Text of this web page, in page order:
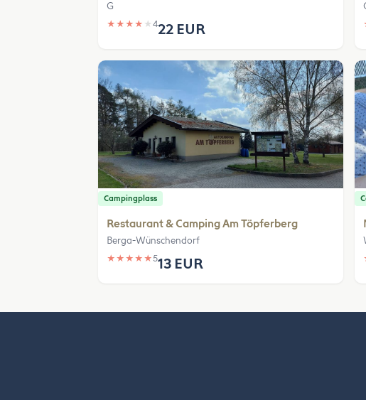
G
★ ★ ★ ★ ★ 422 EUR
Campingplass
Restaurant & Camping Am Töpferberg
Berga-Wünschendorf
★ ★ ★ ★ ★513 EUR